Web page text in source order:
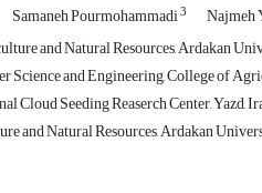
Samaneh Pourmohammadi3 Najmeh
and Natural Resources, Ardakan
Science and Engineering, College of
Cloud Seeding Reaserch Center, Yazd,
and Natural Resources, Ardakan